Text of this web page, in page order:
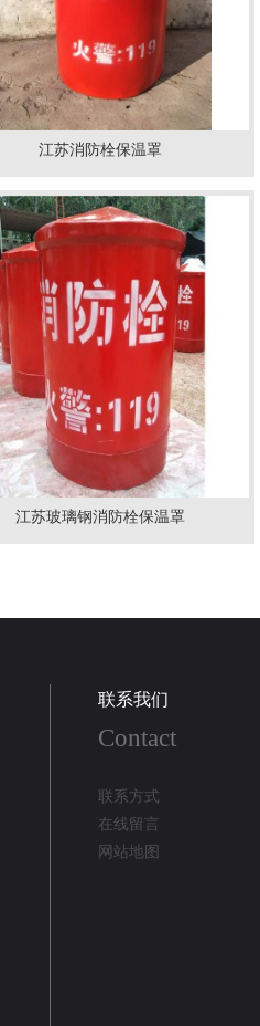
江苏消防栓保温罩
江苏玻璃钢消防栓保温罩
联系我们
Contact
联系方式
在线留言
网站地图